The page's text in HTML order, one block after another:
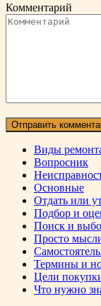
Комментарий
Виды
Вопросник
Основные
Отдать или
Подбор и
Поиск и
Просто
Термины и
Цели
Что нужно